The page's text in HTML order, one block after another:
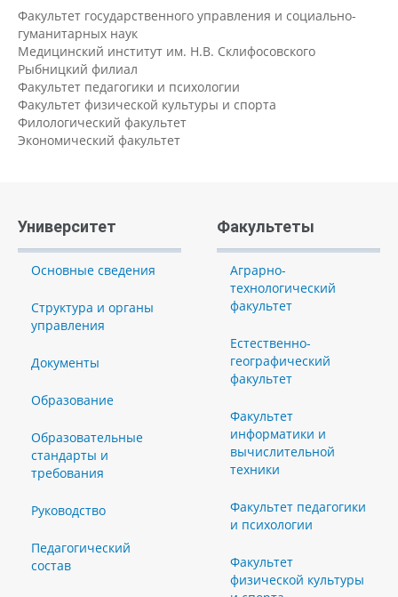
Факультет государственного управления и социально-
гуманитарных наук
Медицинский институт им. Н.В. Склифосовского
Рыбницкий филиал
Факультет педагогики и психологии
Факультет физической культуры и спорта
Филологический факультет
Экономический факультет
Университет
Основные сведения
Структура и органы
управления
Документы
Образование
Образовательные
стандарты и
требования
Руководство
Педагогический
состав
Факультеты
Аграрно-
технологический
факультет
Естественно-
географический
факультет
Факультет
информатики и
вычислительной
техники
Факультет педагогики
и психологии
Факультет
физической культуры